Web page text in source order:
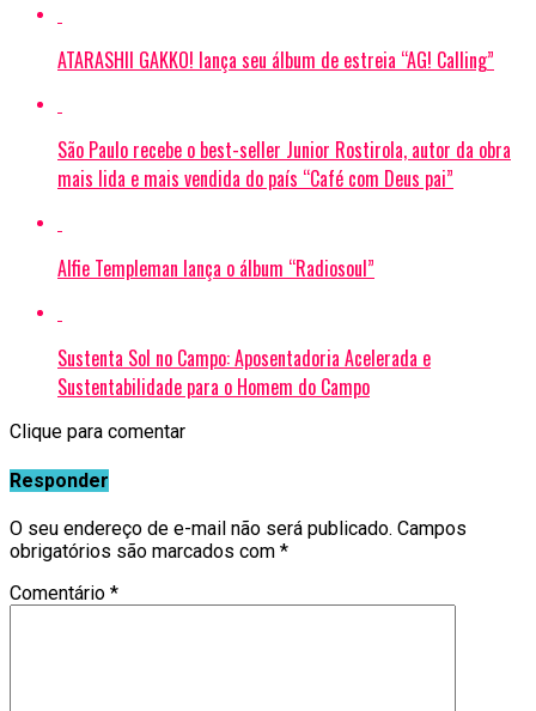
ATARASHII GAKKO! lança seu álbum de estreia “AG! Calling”
São Paulo recebe o best-seller Junior Rostirola, autor da obra
mais lida e mais vendida do país “Café com Deus pai”
Alfie Templeman lança o álbum “Radiosoul”
Sustenta Sol no Campo: Aposentadoria Acelerada e
Sustentabilidade para o Homem do Campo
Clique para comentar
Responder
O seu endereço de e-mail não será publicado. Campos
obrigatórios são marcados com *
Comentário *